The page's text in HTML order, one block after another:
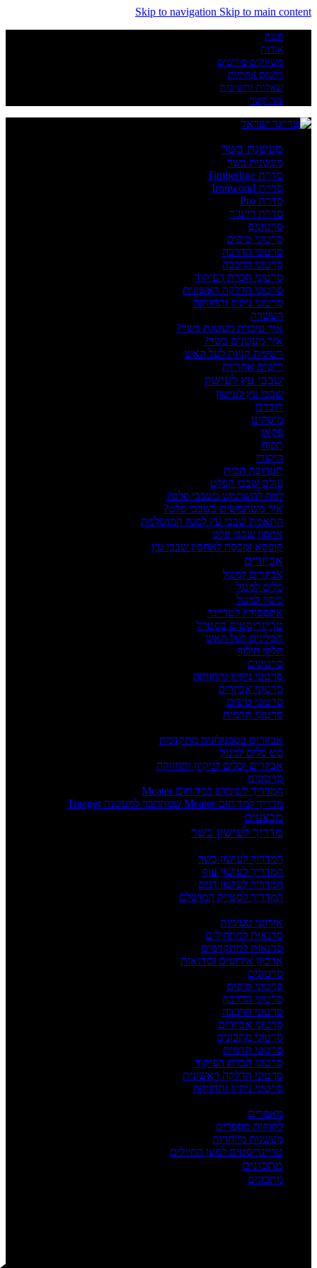
Skip to navigation Skip to main content
חנות
אודות
משווקים מורשים
רישום אחריות
שאלות ותשובות
צור קשר
מעשנת בשר
מעשנות בשר
סדרת Timberline
סדרת Ironwood
סדרת Pro
סדרת ריינג'ר
סרטונים
סרטוני טיפים
סרטוני הדרכה
סרטוני הרכבה
סרטוני הכרת הפיקוד
סרטוני הדלקה ראשונית
סרטוני ניקיון ותחזוקה
העשרה
איך עובדת מעשנת בשר?
איך מעשנים בשר?
רשימת קניות לעל האש
רישום אחריות
שבבי עץ לעישון
שבבי עץ לעישון
דובדבן
מיסקיט
פקאן
תפוח
היקורי
תערובת הבית
עולם שבבי הפלט
למה להשתמש בשבבי פלט?
איך משתמשים בשבבי פלט?
התאמת שבבי עץ למנה המושלמת
אחסון שבבי פלט
קופסא ומכסה לאחסון שבבי עץ
אביזרים
אביזרים למנגל
כלים למנגל
כיסוי למנגל
אקססוריז לטרייגר
טרייגריסטים בסטייל
תבלינים לעל האש
חלקי חילוף
סרטונים
סרטוני ניקיון ותחזוקה
סרטוני אביזרים
סרטוני טיפים
סרטוני תדמית
אביזרים בטכנולוגיה מתקדמת
סט כלים למנגל
אביזרים וכלים לניקיון ותחזוקה
סרטונים
המדריך לשימוש במד חום Meater
מדריך למד חום Meater שמתחבר למעשנה Traeger
מבצעים
מדריך לעישון בשר
המדריך לעישון בשר
המדריך לעישון עוף
המדריך לעישון דגים
המדריך לסטייק המושלם
אירועי טעימות
סדנאות למתחילים
סדנאות למתקדמים
ארכיון אירועים וסדנאות
סרטונים
סרטוני טיפים
סרטוני הדרכה
סרטוני הרכבה
סרטוני אביזרים
סרטוני מתכונים
סרטוני תדמית
סרטוני הכרת הפיקוד
סרטוני הדלקה ראשונית
סרטוני ניקיון ותחזוקה
מאמרים
לקוחות מספרים
מעשנות מיוחדות
טרייגריסטים למען החיילים
מתכונים
מתכונים